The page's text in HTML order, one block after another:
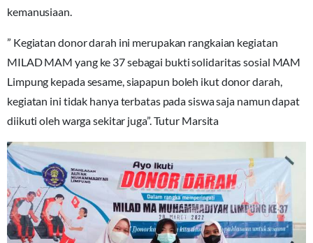
kemanusiaan.
” Kegiatan donor darah ini merupakan rangkaian kegiatan
MILAD MAM yang ke 37 sebagai bukti solidaritas sosial MAM
Limpung kepada sesame, siapapun boleh ikut donor darah,
kegiatan ini tidak hanya terbatas pada siswa saja namun dapat
diikuti oleh warga sekitar juga”. Tutur Marsita